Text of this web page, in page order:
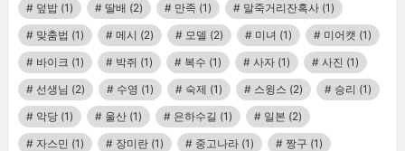
덮밥 (1) 딸배 (2) 만족 (1) 말죽거리잔혹사 (1)
맞춤법 (1) 메시 (2) 모델 (2) 미녀 (1) 미어캣 (1)
바이크 (1) 박쥐 (1) 복수 (1) 사자 (1) 사진 (1)
선생님 (2) 수영 (1) 숙제 (1) 스윙스 (2) 승리 (1)
악당 (1) 울산 (1) 은하수길 (1) 일본 (2)
자스민 (1) 장미란 (1) 중고나라 (1) 짱구 (1)